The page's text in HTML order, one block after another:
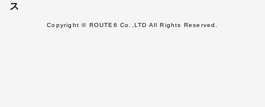
ス
Copyright © ROUTE6 Co.,LTD All Rights Reserved.